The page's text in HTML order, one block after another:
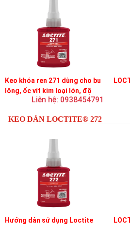
Keo khóa ren 271 dùng cho bu
lông, ốc vít kim loại lớn, độ
nhớt thấp, độ bền cao
Liên hệ: 0938454791
KEO DÁN LOCTITE® 272
Hướng dẫn sử dụng Loctite